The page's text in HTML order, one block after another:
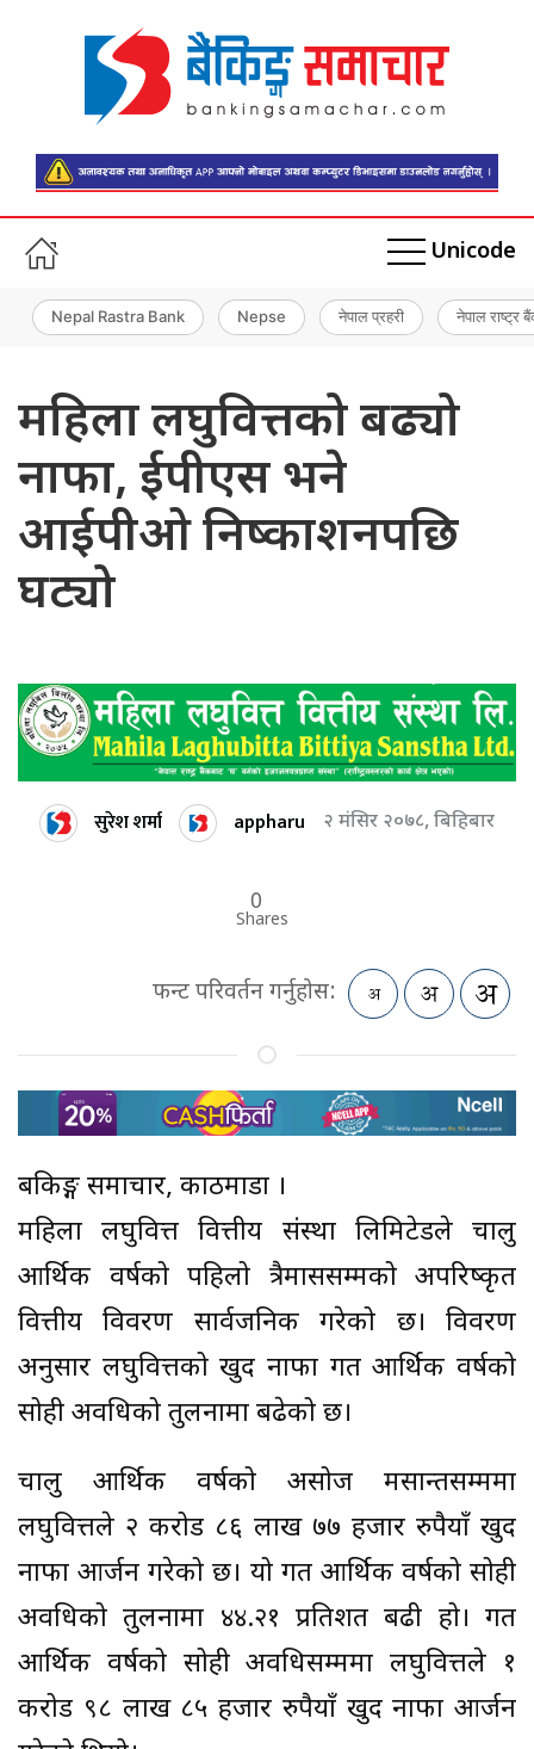
Unicode
Nepal Rastra Bank Nepse नेपाल प्रहरी नेपाल राष्ट्र
महिला लघुवित्तको बढ्यो
नाफा, ईपीएस भने
आईपीओ निष्काशनपछि
घट्यो
सुरेश शर्मा appharu २ मंसिर २०७८, बिहिबार
0
Shares
फन्ट परिवर्तन गर्नुहोस:
बैंकिङ्ग समाचार, काठमाडौं ।
महिला लघुवित्त वित्तीय संस्था लिमिटेडले चालु
आर्थिक वर्षको पहिलो त्रैमाससम्मको अपरिष्कृत
वित्तीय विवरण सार्वजनिक गरेको छ। विवरण
अनुसार लघुवित्तको खुद नाफा गत आर्थिक वर्षको
सोही अवधिको तुलनामा बढेको छ।
चालु आर्थिक वर्षको असोज मसान्तसम्ममा
लघुवित्तले २ करोड ८६ लाख ७७ हजार रुपैयाँ खुद
नाफा आर्जन गरेको छ। यो गत आर्थिक वर्षको सोही
अवधिको तुलनामा ४४.२१ प्रतिशत बढी हो। गत
आर्थिक वर्षको सोही अवधिसम्ममा लघुवित्तले १
करोड ९८ लाख ८५ हजार रुपैयाँ खुद नाफा आर्जन